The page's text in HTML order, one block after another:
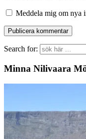
Meddela mig om nya
Search for:
Minna Nilivaara